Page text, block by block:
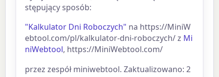
stępujący sposób:
"Kalkulator Dni Roboczych" na https://MiniW
ebtool.com/pl/kalkulator-dni-roboczych/ z Mi
niWebtool, https://MiniWebtool.com/
przez zespół miniwebtool. Zaktualizowano: 2